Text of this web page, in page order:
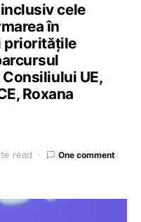
cele
în
prioritățile
UE,
Roxana
read One comment